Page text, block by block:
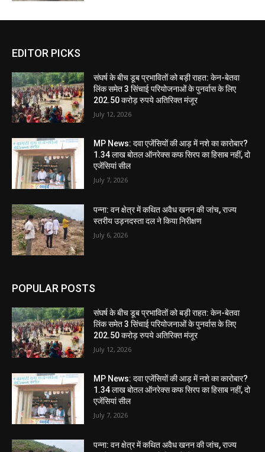
EDITOR PICKS
संघर्ष के बीच डूब प्रभावितों को बड़ी राहत: केन-बेतवा
लिंक समेत 3 सिंचाई परियोजनाओं के पुनर्वास के लिए
202.50 करोड़ रुपये अतिरिक्त मंजूर
July 12, 2026
MP News: दवा एजेंसियों की आड़ में नशे का कारोबार?
1.34 लाख बोतल ऑनरेक्स कफ सिरप का हिसाब नहीं, दो
एजेंसियां सील
July 7, 2026
पन्ना: वन क्षेत्र में कथित अवैध खनन की जांच, राज्य
स्तरीय उड़नदस्ता दल ने किया निरीक्षण
July 6, 2026
POPULAR POSTS
संघर्ष के बीच डूब प्रभावितों को बड़ी राहत: केन-बेतवा
लिंक समेत 3 सिंचाई परियोजनाओं के पुनर्वास के लिए
202.50 करोड़ रुपये अतिरिक्त मंजूर
July 12, 2026
MP News: दवा एजेंसियों की आड़ में नशे का कारोबार?
1.34 लाख बोतल ऑनरेक्स कफ सिरप का हिसाब नहीं, दो
एजेंसियां सील
July 7, 2026
पन्ना: वन क्षेत्र में कथित अवैध खनन की जांच, राज्य